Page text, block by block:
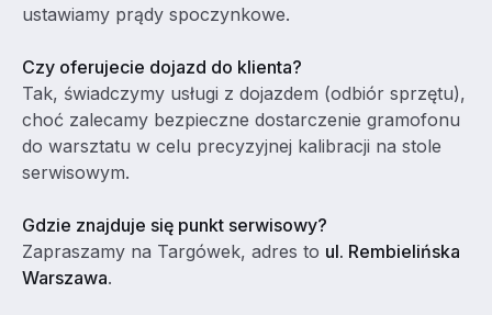
ustawiamy prądy spoczynkowe.
Czy oferujecie dojazd do klienta?
Tak, świadczymy usługi z dojazdem (odbiór sprzętu),
choć zalecamy bezpieczne dostarczenie gramofonu
do warsztatu w celu precyzyjnej kalibracji na stole
serwisowym.
Gdzie znajduje się punkt serwisowy?
Zapraszamy na Targówek, adres to ul. Rembielińska
Warszawa.